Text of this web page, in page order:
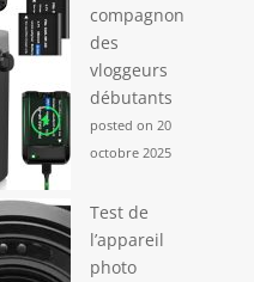
compagnon
des
vloggeurs
débutants
posted on 20
octobre 2025
Test de
l’appareil
photo